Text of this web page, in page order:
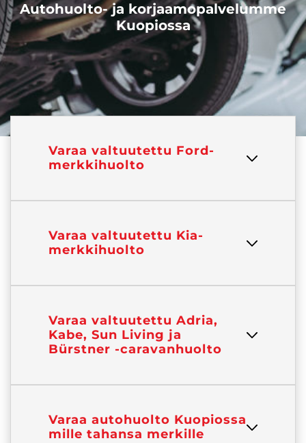
Autohuolto- ja korjaamopalvelumme
Kuopiossa
Varaa valtuutettu Ford-
merkkihuolto
Varaa valtuutettu Kia-
merkkihuolto
Varaa valtuutettu Adria,
Kabe, Sun Living ja
Bürstner -caravanhuolto
Varaa autohuolto Kuopiossa
mille tahansa merkille